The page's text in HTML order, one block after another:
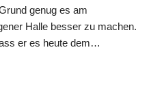
genug es am
Halle besser zu machen.
er es heute dem…